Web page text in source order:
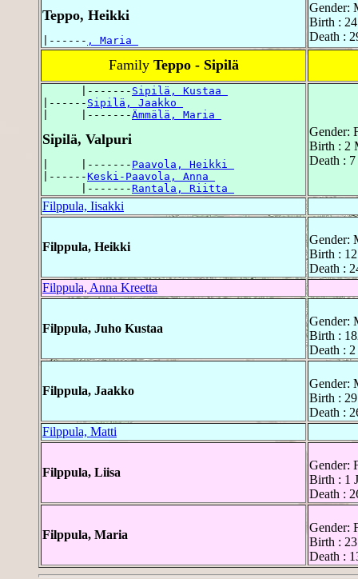
Teppo, Heikki
|------ , Maria
Gender:
Birth :
Death :
Family Teppo - Sipilä
      |-------
Sipilä, Kustaa
|------ Sipilä, Jaakko
|     |-------Ämmälä, Maria
Sipilä, Valpuri
|     |------- Paavola, Heikki
|------Keski-Paavola, Anna
      |-------
Rantala, Riitta
Gender:
Birth : 2
Death :
Filppula, Iisakki
Filppula, Heikki
Gender:
Birth :
Death :
Filppula, Anna Kreetta
Filppula, Juho Kustaa
Gender:
Birth :
Death :
Filppula, Jaakko
Gender:
Birth :
Death :
Filppula, Matti
Filppula, Liisa
Gender:
Birth : 1
Death :
Filppula, Maria
Gender:
Birth :
Death :